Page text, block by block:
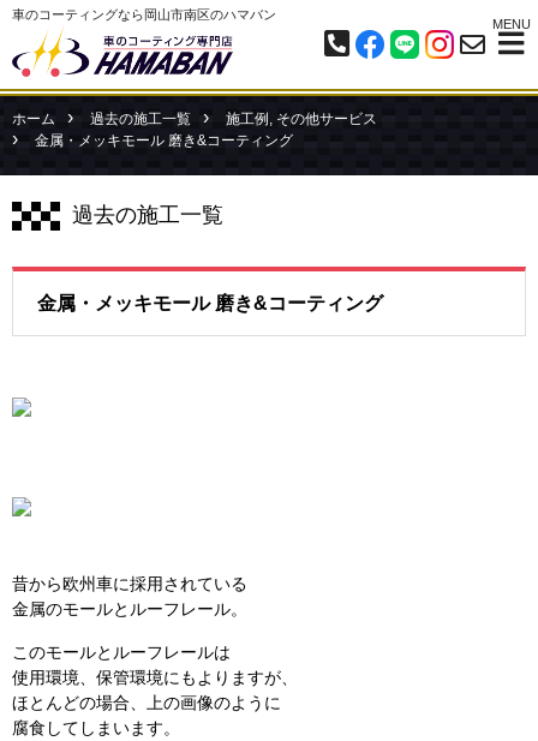
車のコーティングなら岡山市南区のハマバン
MENU
ホーム 過去の施工一覧 施工例 , その他サービス
金属・メッキモール 磨き&コーティング
過去の施工一覧
金属・メッキモール 磨き&コーティング
昔から欧州車に採用されている
金属のモールとルーフレール。
このモールとルーフレールは
使用環境、保管環境にもよりますが、
ほとんどの場合、上の画像のように
腐食してしまいます。